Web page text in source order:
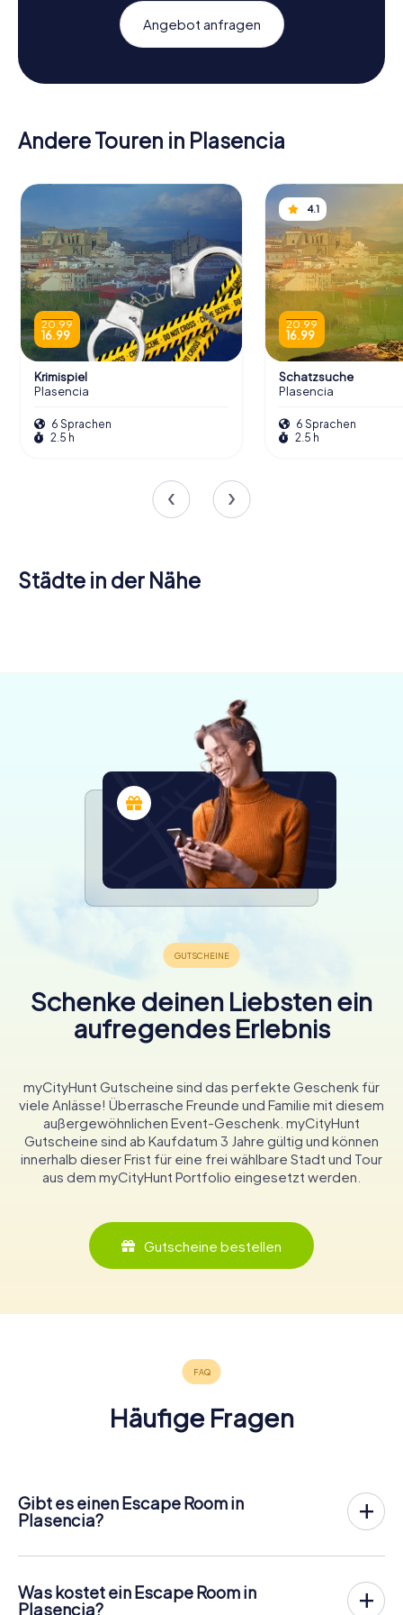
Angebot anfragen
Andere Touren in Plasencia
20.99
16.99
Krimispiel
Plasencia
6 Sprachen
2.5 h
4.1
20.99
16.99
Schatzsuche
Plasencia
6 Sprachen
2.5 h
Städte in der Nähe
Schenke deinen Liebsten ein
aufregendes Erlebnis
myCityHunt Gutscheine sind das perfekte Geschenk für
viele Anlässe! Überrasche Freunde und Familie mit diesem
außergewöhnlichen Event-Geschenk. myCityHunt
Gutscheine sind ab Kaufdatum 3 Jahre gültig und können
innerhalb dieser Frist für eine frei wählbare Stadt und Tour
aus dem myCityHunt Portfolio eingesetzt werden.
Gutscheine bestellen
Häufige Fragen
Gibt es einen Escape Room in
Plasencia?
Escape Game in der Innenstadt von Plasenciazu spielen!
Anders als bei einem klassischen Escape Room, bei dem
die Spieler in einen kleinen Raum eingesperrt werden,
Was kostet ein Escape Room in
Plasencia?